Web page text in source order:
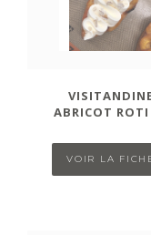
ABRICOT ROTI
VOIR LA